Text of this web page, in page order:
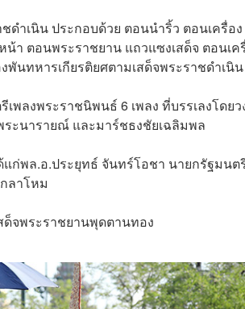
ำเนิน ประกอบด้วย ตอนนำริ้ว ตอนเครื่อง
า ตอนพระราชยาน แถวแซงเสด็จ ตอนเค
นทหารเกียรติยศตามเสด็จพระราชดำเนิน
ลงพระราชนิพนธ์ 6 เพลง ที่บรรเลงโดยว
ระนารายณ์ และมาร์ชธงชัยเฉลิมพล
ก่พล.อ.ประยุทธ์ จันทร์โอชา นายกรัฐมนต
ลาโหม
จพระราชยานพุดตานทอง